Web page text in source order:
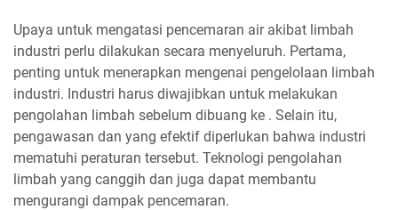
Upaya untuk mengatasi pencemaran air akibat limbah
industri perlu dilakukan secara menyeluruh. Pertama,
penting untuk menerapkan mengenai pengelolaan limbah
industri. Industri harus diwajibkan untuk melakukan
pengolahan limbah sebelum dibuang ke . Selain itu,
pengawasan dan yang efektif diperlukan bahwa industri
mematuhi peraturan tersebut. Teknologi pengolahan
limbah yang canggih dan juga dapat membantu
mengurangi dampak pencemaran.